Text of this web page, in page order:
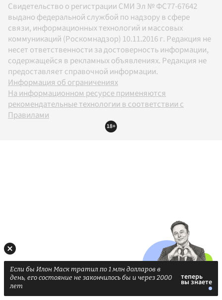
Свидетельство о регистрации СМИ Эл № ФС77-67642
выдано федеральной службой по надзору в сфере
связи, информационных технологий и массовых
коммуникаций (Роскомнадзор) 10.11.2016 г. Редакция не
несет ответственности за достоверность информации,
содержащейся в рекламных объявлениях. Редакция не
предоставляет справочной информации.
Информация об ограничениях
На информационном ресурсе применяются
рекомендательные технологии в соответствии с
Правилами
18+
Если бы Илон Маск тратил по 1 млн долларов в
день, его состояние не закончилось бы и через 2000
лет